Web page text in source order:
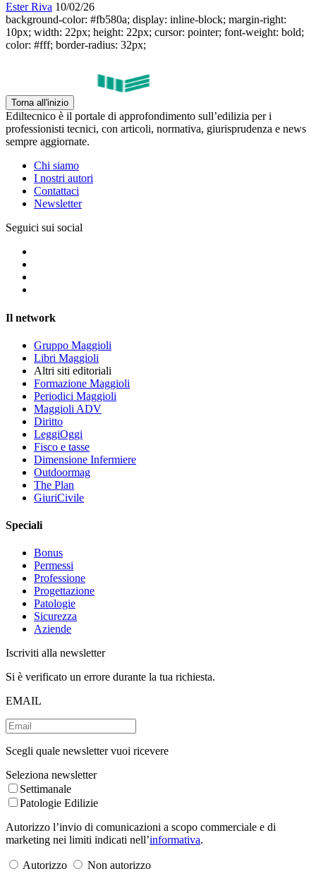
Ester Riva 10/02/26
background-color: #fb580a; display: inline-block; margin-right:
10px; width: 22px; height: 22px; cursor: pointer; font-weight: bold;
color: #fff; border-radius: 32px;
Torna all'inizio
Ediltecnico è il portale di approfondimento sull’edilizia per i
professionisti tecnici, con articoli, normativa, giurisprudenza e news
sempre aggiornate.
Chi siamo
I nostri autori
Contattaci
Newsletter
Seguici sui social
Il network
Gruppo Maggioli
Libri Maggioli
Altri siti editoriali
Formazione Maggioli
Periodici Maggioli
Maggioli ADV
Diritto
LeggiOggi
Fisco e tasse
Dimensione Infermiere
Outdoormag
The Plan
GiuriCivile
Speciali
Bonus
Permessi
Professione
Progettazione
Patologie
Sicurezza
Aziende
Iscriviti alla newsletter
Si è verificato un errore durante la tua richiesta.
EMAIL
Scegli quale newsletter vuoi ricevere
Seleziona newsletter
Settimanale
Patologie Edilizie
Autorizzo l’invio di comunicazioni a scopo commerciale e di
marketing nei limiti indicati nell’informativa.
Autorizzo Non autorizzo